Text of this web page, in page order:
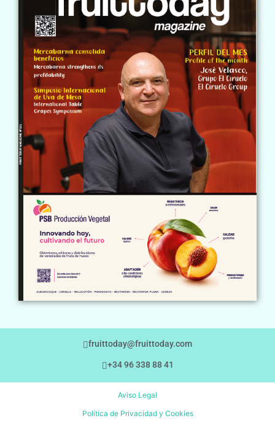
fruittoday@fruittoday.com
+34 96 338 88 41
Aviso Legal
Política de Privacidad y Cookies